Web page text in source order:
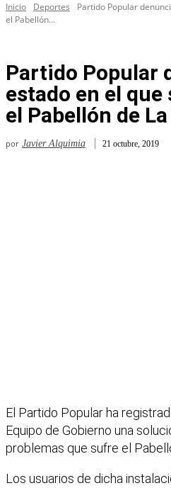
Inicio
Deportes
Partido Popular
el Pabellón...
Partido Popular
estado en el
el Pabellón de
por Javier Alquimia 21 octubre, 2019
El Partido Popular ha
Equipo de Gobierno una
problemas que sufre el
Los usuarios de dicha